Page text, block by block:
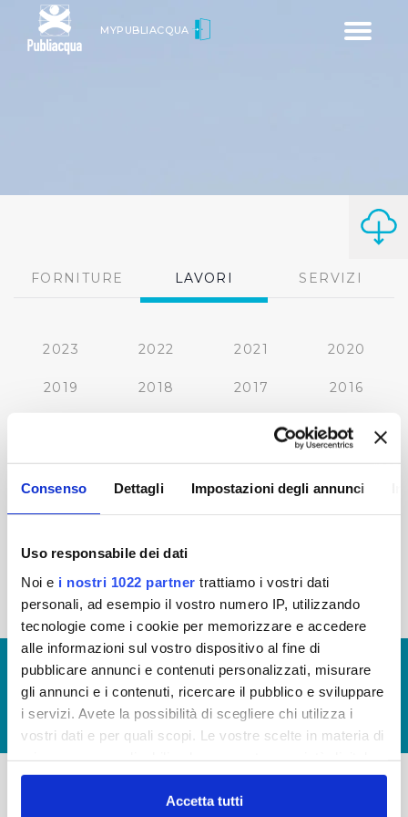
Consenso Dettagli Impostazioni degli annunci
Uso responsabile dei dati
Noi e i nostri 1022 partner trattiamo i vostri dati
personali, ad esempio il vostro numero IP, utilizzando
tecnologie come i cookie per memorizzare e accedere
alle informazioni sul vostro dispositivo al fine di
pubblicare annunci e contenuti personalizzati, misurare
gli annunci e i contenuti, ricercare il pubblico e sviluppare
i servizi. Avete la possibilità di scegliere chi utilizza i
vostri dati e per quali scopi. Le vostre scelte in materia di
in cui avete effettuato le vostre scelte. È possibile
modificare o revocare il proprio consenso in qualsiasi
Accetta tutti
Toggle
MYPUBLIACQUA
FORNITURE LAVORI SERVIZI
2023 2022 2021 2020
2019 2018 2017 2016
2012
2011 2010 2009 2008
‹ precedente 2
© Copyright 2017 - 2026
GLOSSARIO
GIUDICA IL SERVIZIO
LAVORA CON NOI